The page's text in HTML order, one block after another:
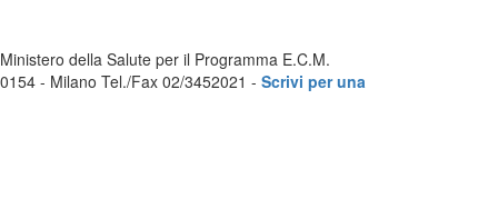
della Salute per il Programma E.C.M.
- Milano Tel./Fax 02/3452021 - Scrivi per una